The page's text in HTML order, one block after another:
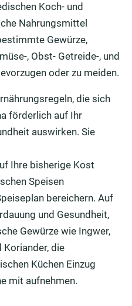
Koch- und
Nahrungsmittel
Gewürze,
, Obst- Getreide-, und
evorzugen oder zu meiden.
die sich
förderlich auf Ihr
auswirken. Sie
Ihre bisherige Kost
Speisen
plan bereichern. Auf
und Gesundheit,
Gewürze wie Ingwer,
Koriander, die
Küchen Einzug
mit aufnehmen.